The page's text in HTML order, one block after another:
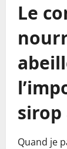
Le
sirop
Quand je